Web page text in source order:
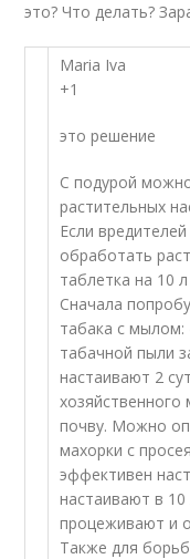
это? Что делать?
Maria Iva
+1
это решение
С подурой
растительных
Если
обработать
таблетка на 10
Сначала
табака с мылом:
табачной пыли
настаивают 2
почву. Можно
махорки с
эффективен
настаивают в
процеживают и
Также для